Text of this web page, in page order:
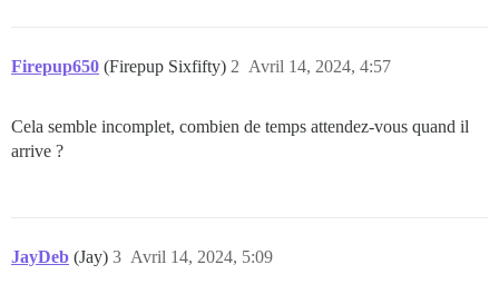
Firepup650 (Firepup Sixfifty) Avril 14, 2024, 4:57
2
Cela semble incomplet, combien de temps attendez-vous quand il
arrive ?
JayDeb (Jay) Avril 14, 2024, 5:09
3